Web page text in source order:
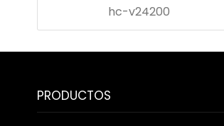
hc-v24200
PRODUCTOS